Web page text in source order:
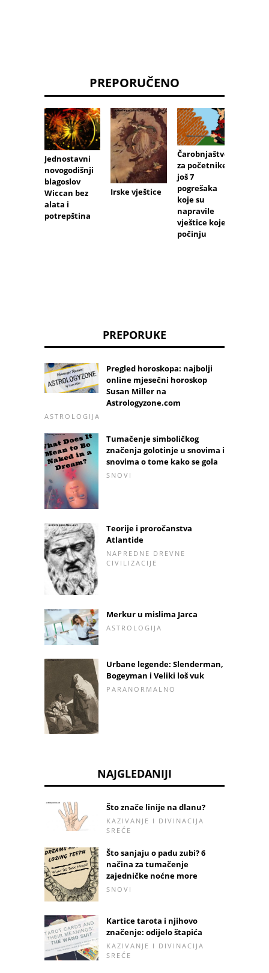
PREPORUČENO
Jednostavni
novogodišnji
blagoslov
Wiccan bez
alata i
potrepština
Irske vještice
Čarobnjaštvo
za početnike:
još 7
pogrešaka
koje su
napravile
vještice koje
počinju
PREPORUKE
Pregled horoskopa: najbolji
online mjesečni horoskop
Susan Miller na
Astrologyzone.com
ASTROLOGIJA
Tumačenje simboličkog
značenja golotinje u snovima i
snovima o tome kako se gola
SNOVI
Teorije i proročanstva
Atlantide
NAPREDNE DREVNE
CIVILIZACIJE
Merkur u mislima Jarca
ASTROLOGIJA
Urbane legende: Slenderman,
Bogeyman i Veliki loš vuk
PARANORMALNO
NAJGLEDANIJI
Što znače linije na dlanu?
KAZIVANJE I DIVINACIJA
SREĆE
Što sanjaju o padu zubi? 6
načina za tumačenje
zajedničke noćne more
SNOVI
Kartice tarota i njihovo
značenje: odijelo štapića
KAZIVANJE I DIVINACIJA
SREĆE